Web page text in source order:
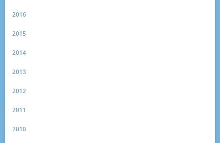
2016
2015
2014
2013
2012
2011
2010